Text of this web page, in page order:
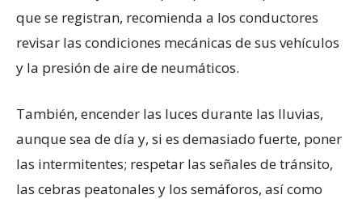
que se registran, recomienda a los conductores
revisar las condiciones mecánicas de sus vehículos
y la presión de aire de neumáticos.
También, encender las luces durante las lluvias,
aunque sea de día y, si es demasiado fuerte, poner
las intermitentes; respetar las señales de tránsito,
las cebras peatonales y los semáforos, así como